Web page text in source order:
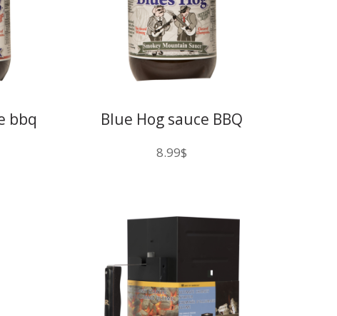
bbq
Blue Hog sauce BBQ
8.99$